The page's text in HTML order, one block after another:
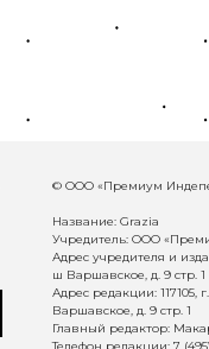
© ООО «Премиум
Название: Grazia
Учредитель: ООО
Адрес учредителя и
ш Варшавское, д. 9 стр. 1
Адрес редакции:
Варшавское, д. 9 стр. 1
Главный редактор: